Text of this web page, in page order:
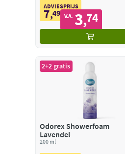
ADVIESPRIJS
7,49 V.A. 3,74
2+2 gratis
Odorex Showerfoam
Lavendel
200 ml